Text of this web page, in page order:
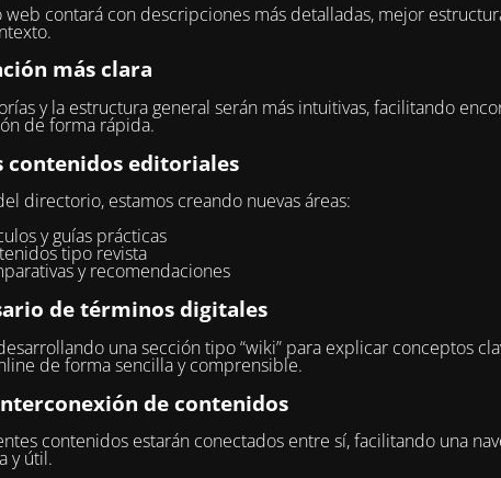
web contará con descripciones más detalladas, mejor
más clara
y la estructura general serán más intuitivas, facilitando
de forma rápida.
contenidos editoriales
directorio, estamos creando nuevas áreas:
y guías prácticas
tipo revista
y recomendaciones
de términos digitales
una sección tipo “wiki” para explicar conceptos
de forma sencilla y comprensible.
de contenidos
contenidos estarán conectados entre sí, facilitando una
y útil.